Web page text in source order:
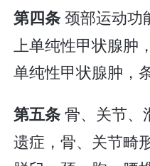
第四条颈部运动功
上单纯性甲状腺肿
单纯性甲状腺肿，
第五条骨、关节、
遗症，骨、关节畸